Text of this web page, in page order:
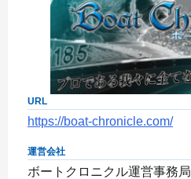
URL
https://boat-chronicle.com/
運営会社
ボートクロニクル運営事務局